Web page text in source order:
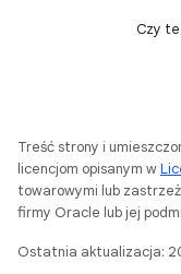
Czy te
Treść strony i
licencjom opisanym w
towarowymi lub
firmy Oracle lub jej
Ostatnia aktualizacja: